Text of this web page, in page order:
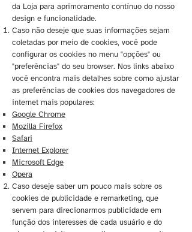
da Loja para aprimoramento contínuo do nosso
design e funcionalidade.
Caso não deseje que suas informações sejam
coletadas por meio de cookies, você pode
configurar os cookies no menu "opções" ou
"preferências" do seu browser. Nos links abaixo
você encontra mais detalhes sobre como ajustar
as preferências de cookies dos navegadores de
internet mais populares:
Google Chrome
Mozilla Firefox
Safari
Internet Explorer
Microsoft Edge
Opera
Caso deseje saber um pouco mais sobre os
cookies de publicidade e remarketing, que
servem para direcionarmos publicidade em
função dos interesses de cada usuário e do